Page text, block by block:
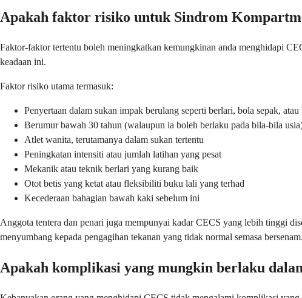
Apakah faktor risiko untuk Sindrom
Faktor-faktor tertentu boleh meningkatkan kemungkinan anda menghidapi
keadaan ini.
Faktor risiko utama termasuk:
Penyertaan dalam sukan impak berulang seperti berlari, bola sepak,
Berumur bawah 30 tahun (walaupun ia boleh berlaku pada bila-bila
Atlet wanita, terutamanya dalam sukan tertentu
Peningkatan intensiti atau jumlah latihan yang pesat
Mekanik atau teknik berlari yang kurang baik
Otot betis yang ketat atau fleksibiliti buku lali yang terhad
Kecederaan bahagian bawah kaki sebelum ini
Anggota tentera dan penari juga mempunyai kadar CECS yang lebih tinggi
menyumbang kepada pengagihan tekanan yang tidak normal semasa bersenam.
Apakah komplikasi yang mungkin berlaku